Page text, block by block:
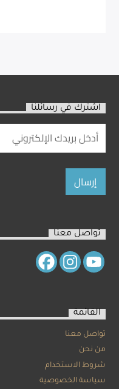
اشترك في رسائلنا
تواصل معنا
القائمة
تواصل معنا
من نحن
شروط الاستخدام
سياسة الخصوصية